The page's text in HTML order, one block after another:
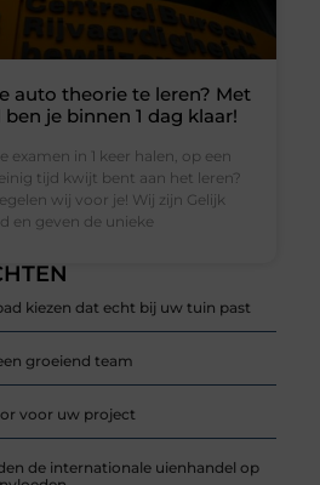
kiezen dat echt bij uw tuin past
groeiend team
voor uw project
de internationale uienhandel op
auto theorie te leren? Met
je binnen 1 dag klaar!
examen in 1 keer halen, op een
tijd kwijt bent aan het leren?
wij voor je! Wij zijn Gelijk
en geven de unieke